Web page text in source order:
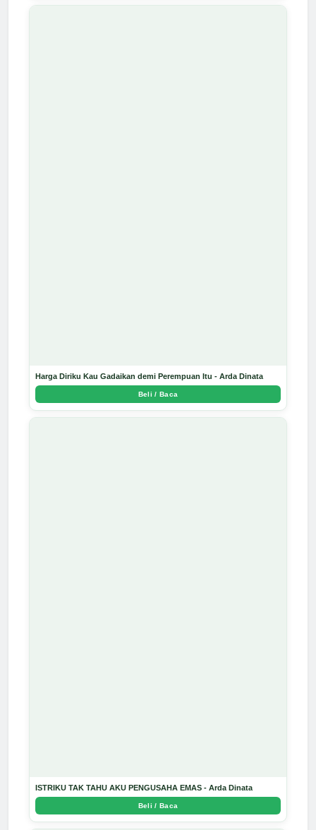
Harga Diriku Kau Gadaikan demi Perempuan Itu - Arda Dinata
Beli / Baca
ISTRIKU TAK TAHU AKU PENGUSAHA EMAS - Arda Dinata
Beli / Baca